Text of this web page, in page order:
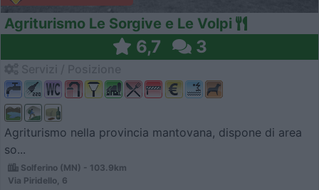
Agriturismo Le Sorgive e Le Volpi
6,7 3
Agriturismo nella provincia mantovana, dispone di area
so...
Solferino (MN) - 103.9km
Via Piridello, 6